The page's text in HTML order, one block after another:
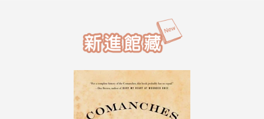
諒。有自習需求的同學，請留意以下
放資訊：&nbsp;施工與管制期間115
(五) ～ 10月14日(三)&nbsp;各區開放
&nbsp;替代自習空間為兼顧同學的自
用。開放期間：7月17日(五) ～ 10月